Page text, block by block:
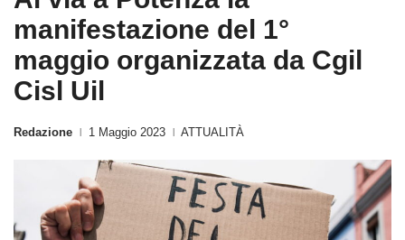
manifestazione del 1°
maggio organizzata da Cgil
Cisl Uil
Redazione 1 Maggio 2023 ATTUALITÀ